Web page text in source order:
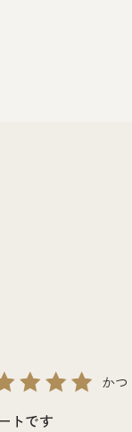
かつ
トです